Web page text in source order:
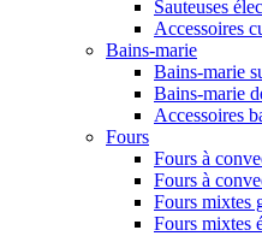
Sauteuses
Accessoires
Bains-marie
Bains-marie
Bains-marie
Accessoires
Fours
Fours à
Fours à
Fours mixtes
Fours mixtes